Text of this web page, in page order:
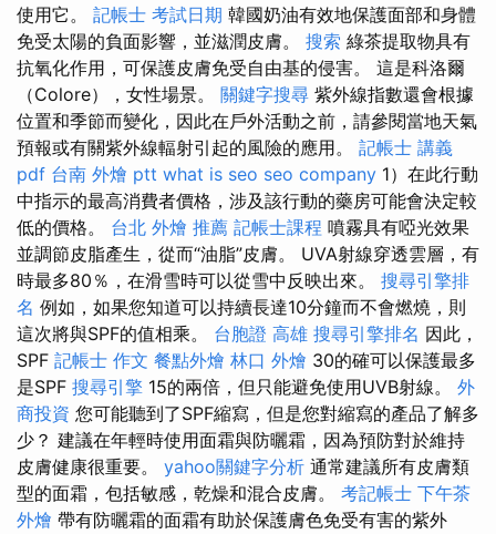
使用它。 記帳士 考試日期 韓國奶油有效地保護面部和身體
免受太陽的負面影響，並滋潤皮膚。 搜索 綠茶提取物具有
抗氧化作用，可保護皮膚免受自由基的侵害。 這是科洛爾
（Colore），女性場景。 關鍵字搜尋 紫外線指數還會根據
位置和季節而變化，因此在戶外活動之前，請參閱當地天氣
預報或有關紫外線輻射引起的風險的應用。 記帳士 講義
pdf 台南 外燴 ptt what is seo seo company 1）在此行動
中指示的最高消費者價格，涉及該行動的藥房可能會決定較
低的價格。 台北 外燴 推薦 記帳士課程 噴霧具有啞光效果
並調節皮脂產生，從而“油脂”皮膚。 UVA射線穿透雲層，有
時最多80％，在滑雪時可以從雪中反映出來。 搜尋引擎排
名 例如，如果您知道可以持續長達10分鐘而不會燃燒，則
這次將與SPF的值相乘。 台胞證 高雄 搜尋引擎排名 因此，
SPF 記帳士 作文 餐點外燴 林口 外燴 30的確可以保護最多
是SPF 搜尋引擎 15的兩倍，但只能避免使用UVB射線。 外
商投資 您可能聽到了SPF縮寫，但是您對縮寫的產品了解多
少？ 建議在年輕時使用面霜與防曬霜，因為預防對於維持
皮膚健康很重要。 yahoo關鍵字分析 通常建議所有皮膚類
型的面霜，包括敏感，乾燥和混合皮膚。 考記帳士 下午茶
外燴 帶有防曬霜的面霜有助於保護膚色免受有害的紫外